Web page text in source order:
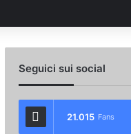
Seguici sui social
21.015 Fans